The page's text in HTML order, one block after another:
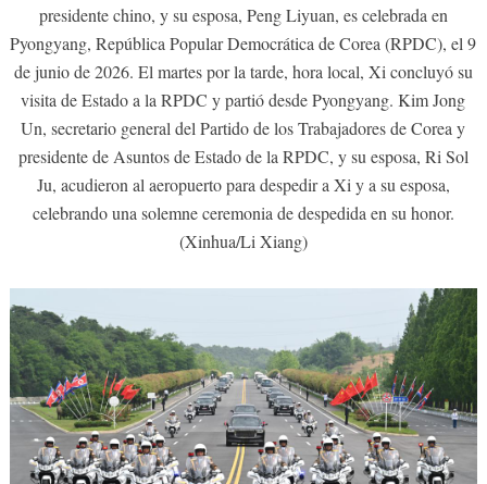
presidente chino, y su esposa, Peng Liyuan, es celebrada en
Pyongyang, República Popular Democrática de Corea (RPDC), el 9
de junio de 2026. El martes por la tarde, hora local, Xi concluyó su
visita de Estado a la RPDC y partió desde Pyongyang. Kim Jong
Un, secretario general del Partido de los Trabajadores de Corea y
presidente de Asuntos de Estado de la RPDC, y su esposa, Ri Sol
Ju, acudieron al aeropuerto para despedir a Xi y a su esposa,
celebrando una solemne ceremonia de despedida en su honor.
(Xinhua/Li Xiang)